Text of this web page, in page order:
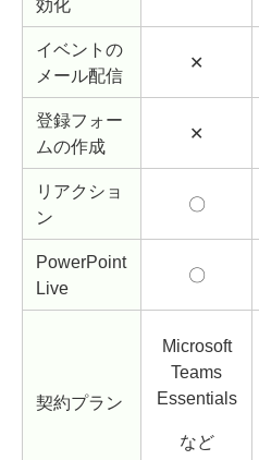
効化
イベントの
メール配信
✕
登録フォー
ムの作成
✕
リアクショ
ン
〇
PowerPoint
Live
〇
契約プラン
Microsoft
Teams
Essentials
など